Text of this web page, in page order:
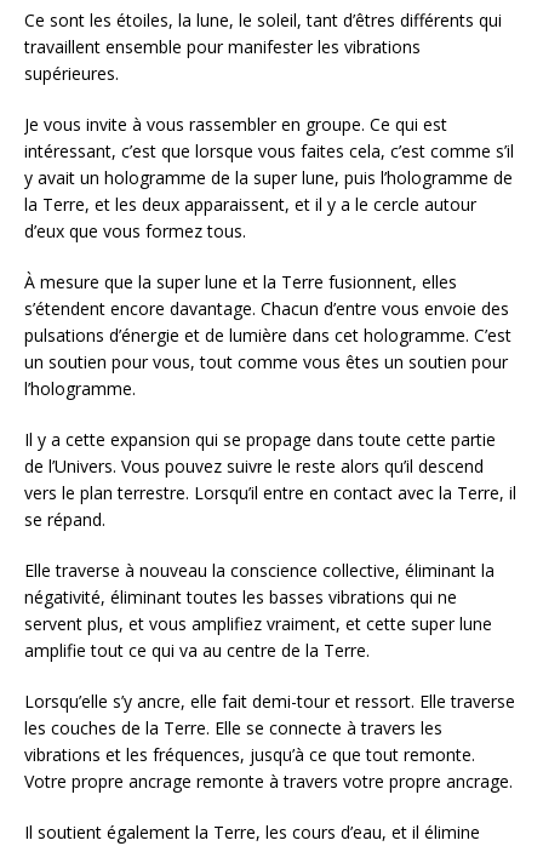
Ce sont les étoiles, la lune, le soleil, tant d’êtres différents qui
travaillent ensemble pour manifester les vibrations
supérieures.
Je vous invite à vous rassembler en groupe. Ce qui est
intéressant, c’est que lorsque vous faites cela, c’est comme s’il
y avait un hologramme de la super lune, puis l’hologramme de
la Terre, et les deux apparaissent, et il y a le cercle autour
d’eux que vous formez tous.
À mesure que la super lune et la Terre fusionnent, elles
s’étendent encore davantage. Chacun d’entre vous envoie des
pulsations d’énergie et de lumière dans cet hologramme. C’est
un soutien pour vous, tout comme vous êtes un soutien pour
l’hologramme.
Il y a cette expansion qui se propage dans toute cette partie
de l’Univers. Vous pouvez suivre le reste alors qu’il descend
vers le plan terrestre. Lorsqu’il entre en contact avec la Terre, il
se répand.
Elle traverse à nouveau la conscience collective, éliminant la
négativité, éliminant toutes les basses vibrations qui ne
servent plus, et vous amplifiez vraiment, et cette super lune
amplifie tout ce qui va au centre de la Terre.
Lorsqu’elle s’y ancre, elle fait demi-tour et ressort. Elle traverse
les couches de la Terre. Elle se connecte à travers les
vibrations et les fréquences, jusqu’à ce que tout remonte.
Votre propre ancrage remonte à travers votre propre ancrage.
Il soutient également la Terre, les cours d’eau, et il élimine